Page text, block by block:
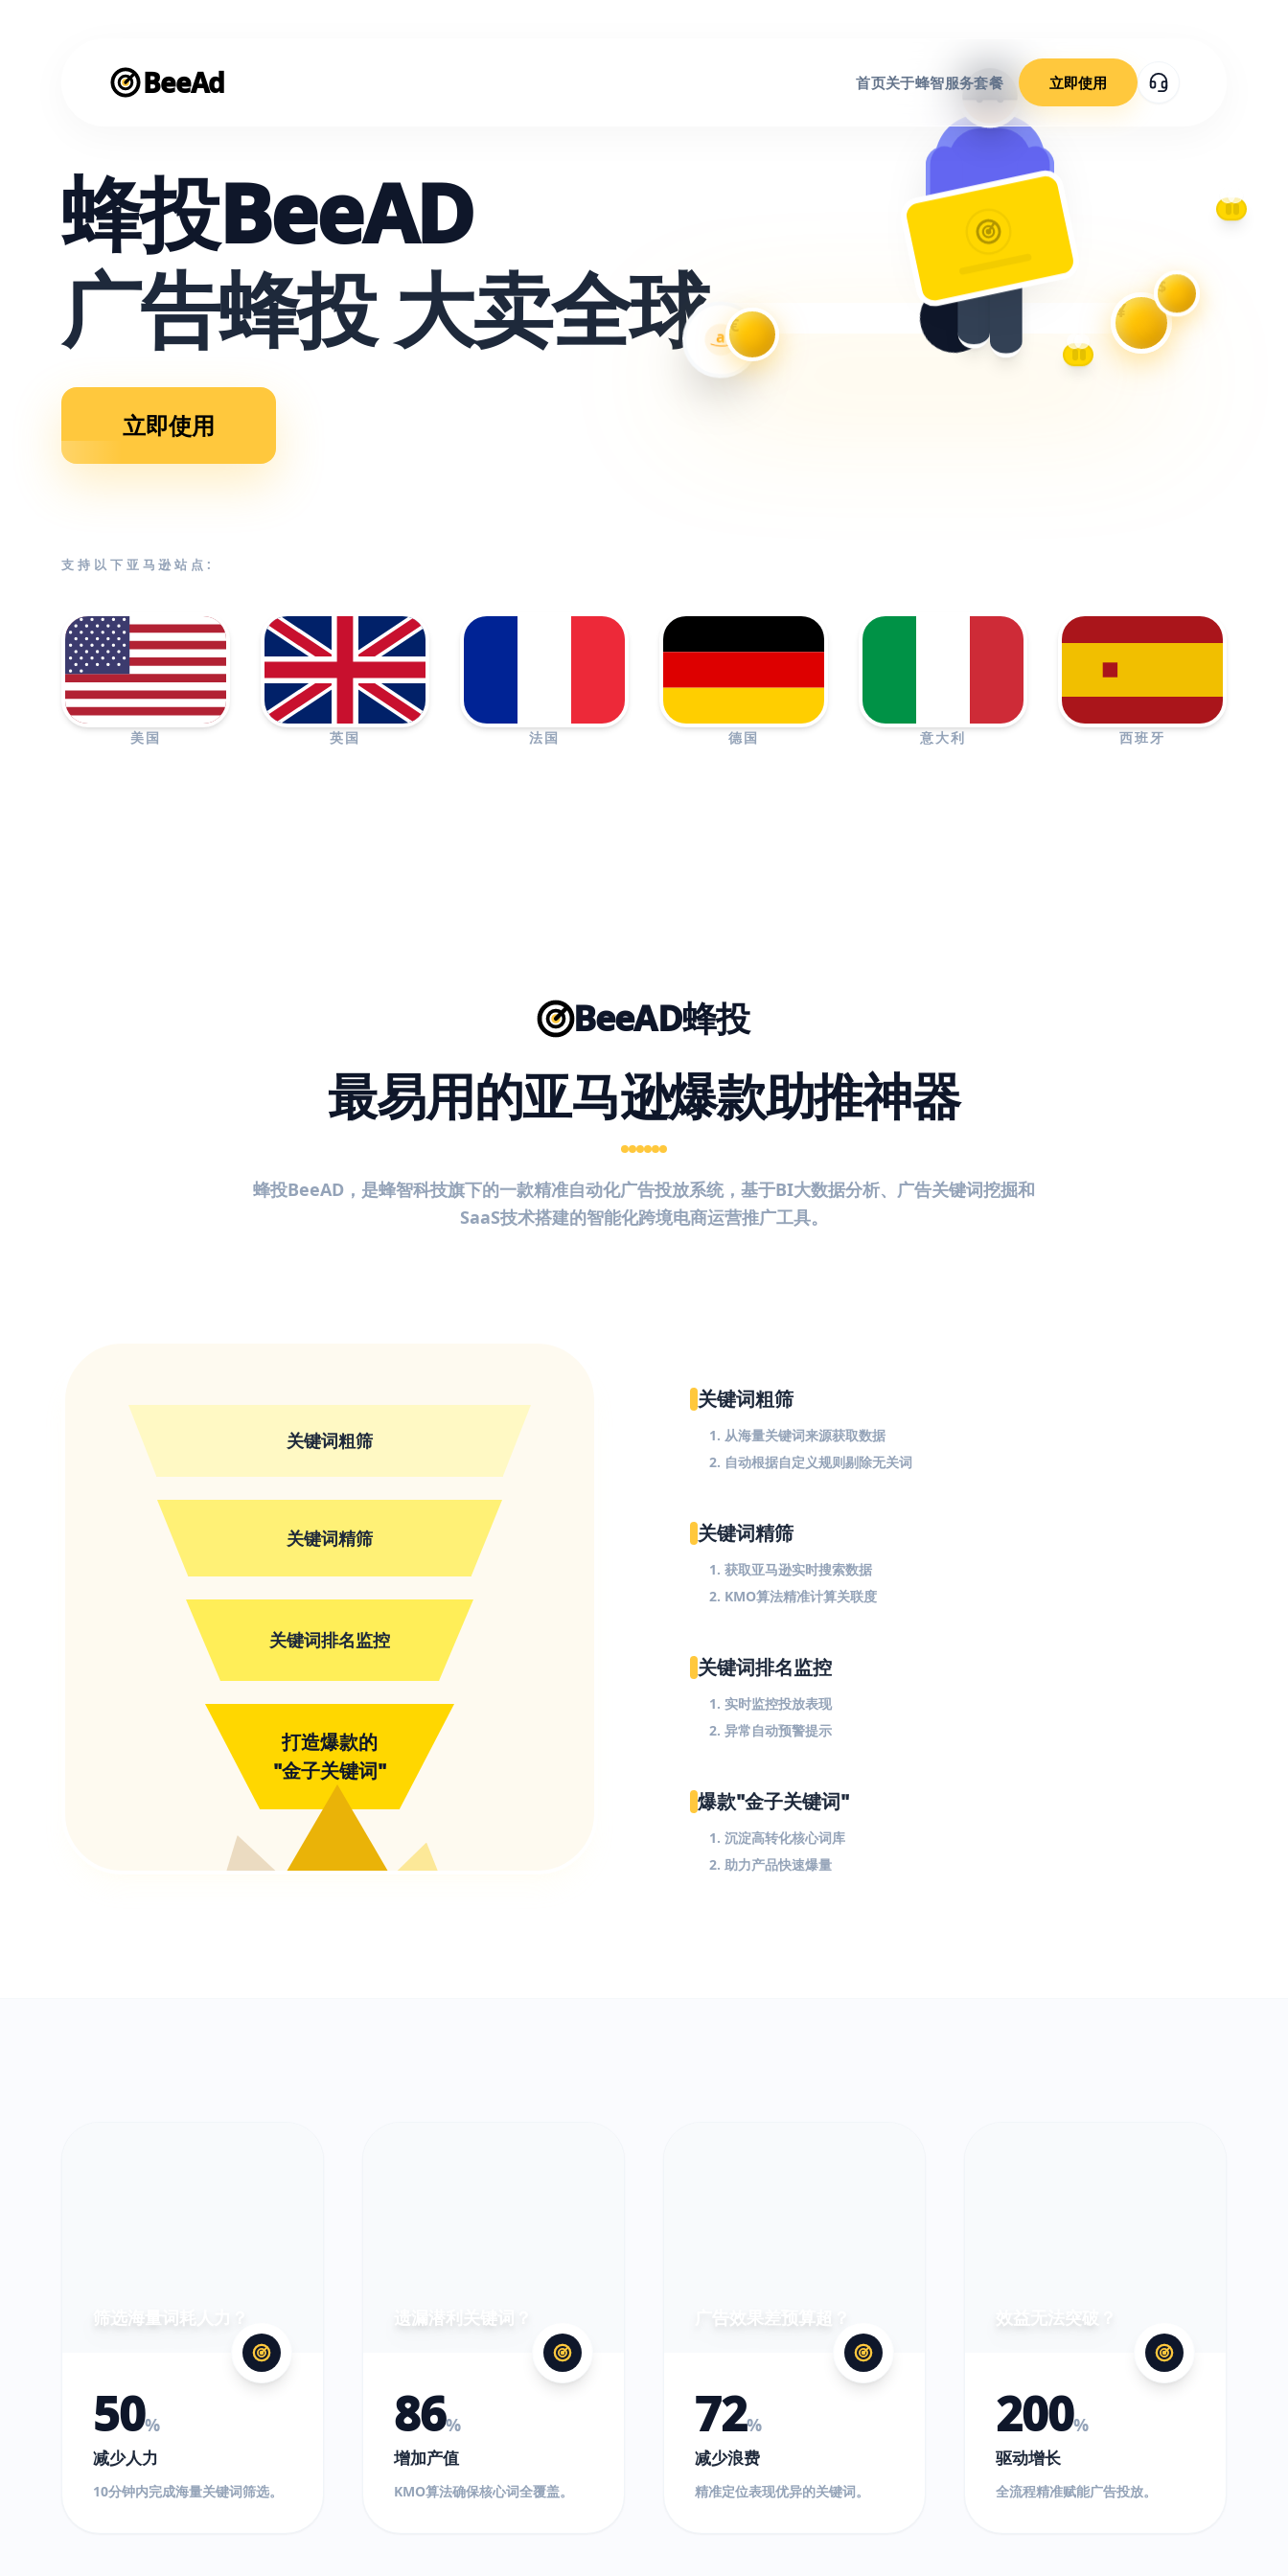
BeeAd 首页关于蜂智服务套餐 立即使用
蜂投BeeAD
广告蜂投 大卖全球
立即使用
a
¥
$
€
支持以下亚马逊站点:
美国 英国 法国 德国 意大利 西班牙
BeeAD蜂投
最易用的亚马逊爆款助推神器
蜂投BeeAD，是蜂智科技旗下的一款精准自动化广告投放系统，基于BI大数据分析、广告关键词挖掘和
SaaS技术搭建的智能化跨境电商运营推广工具。
关键词粗筛
关键词精筛
关键词排名监控
打造爆款的
"金子关键词"
关键词粗筛
1. 从海量关键词来源获取数据
2. 自动根据自定义规则剔除无关词
关键词精筛
1. 获取亚马逊实时搜索数据
2. KMO算法精准计算关联度
关键词排名监控
1. 实时监控投放表现
2. 异常自动预警提示
爆款"金子关键词"
1. 沉淀高转化核心词库
2. 助力产品快速爆量
筛选海量词耗人力？
50%
减少人力
10分钟内完成海量关键词筛选。
遗漏潜利关键词？
86%
增加产值
KMO算法确保核心词全覆盖。
广告效果差预算超？
72%
减少浪费
精准定位表现优异的关键词。
效益无法突破？
200%
驱动增长
全流程精准赋能广告投放。